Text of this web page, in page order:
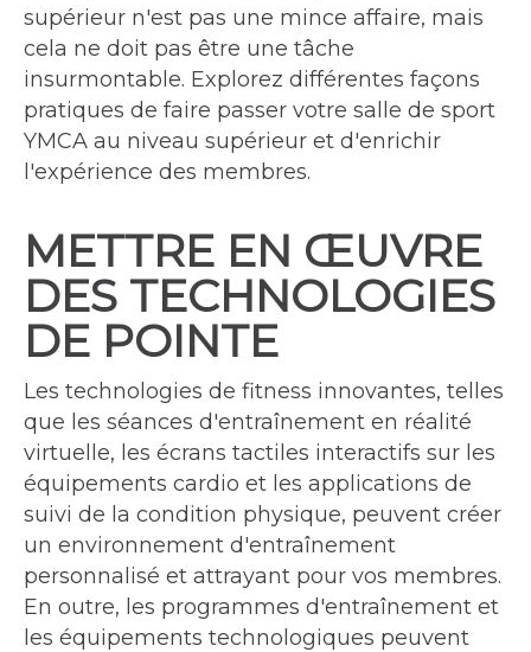
supérieur n'est pas une mince affaire, mais
cela ne doit pas être une tâche
insurmontable. Explorez différentes façons
pratiques de faire passer votre salle de sport
YMCA au niveau supérieur et d'enrichir
l'expérience des membres.
METTRE EN ŒUVRE
DES TECHNOLOGIES
DE POINTE
Les technologies de fitness innovantes, telles
que les séances d'entraînement en réalité
virtuelle, les écrans tactiles interactifs sur les
équipements cardio et les applications de
suivi de la condition physique, peuvent créer
un environnement d'entraînement
personnalisé et attrayant pour vos membres.
En outre, les programmes d'entraînement et
les équipements technologiques peuvent